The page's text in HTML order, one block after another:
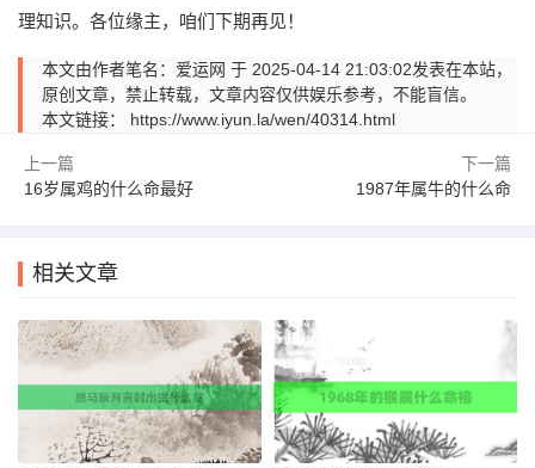
理知识。各位缘主，咱们下期再见！
本文由作者笔名：爱运网 于 2025-04-14 21:03:02发表在本站，
原创文章，禁止转载，文章内容仅供娱乐参考，不能盲信。
本文链接： https://www.iyun.la/wen/40314.html
上一篇
16岁属鸡的什么命最好
下一篇
1987年属牛的什么命
相关文章